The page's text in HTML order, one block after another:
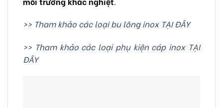
>> Tham khảo các loại bu lông inox TẠI ĐÂY
>> Tham khảo các loại phụ kiện cáp inox TẠI
ĐÂY